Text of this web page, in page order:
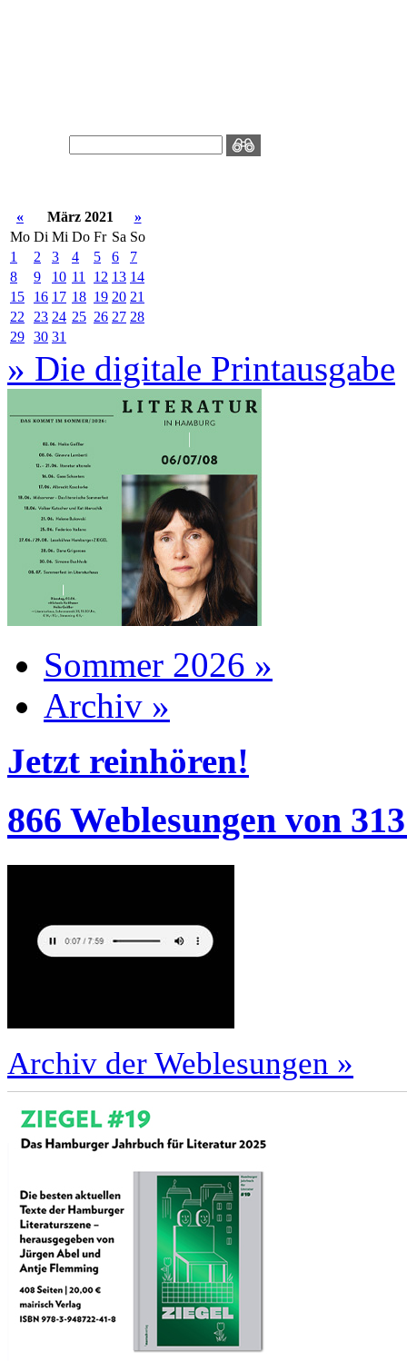
« März 2021
»
Mo Di Mi Do Fr Sa So
1
2 3 4 5 6
7
8
9 10 11 12 13 14
15
16 17 18 19 20 21
22
23 24 25 26 27 28
29 30 31
» Die digitale Printausgabe
Sommer 2026 »
Archiv »
Jetzt reinhören!
866 Weblesungen von
Archiv der Weblesungen »